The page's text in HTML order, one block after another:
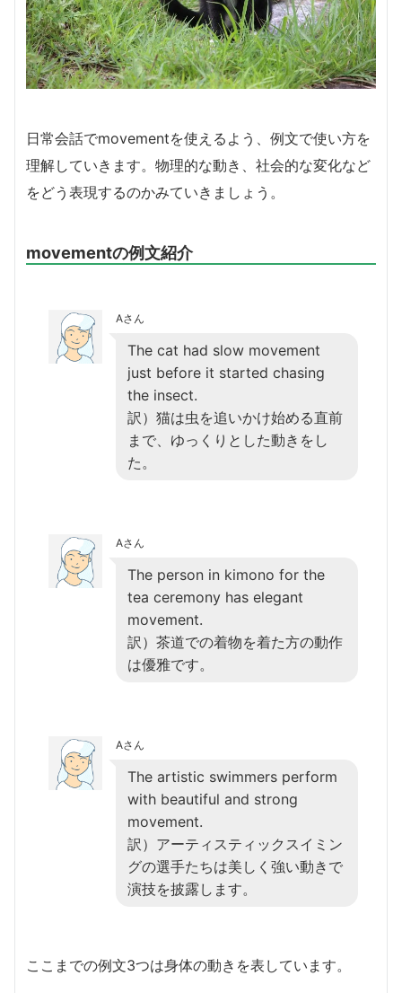
日常会話でmovementを使えるよう、例文で使い方を
理解していきます。物理的な動き、社会的な変化など
をどう表現するのかみていきましょう。
movementの例文紹介
Aさん
The cat had slow movement
just before it started chasing
the insect.
訳）猫は虫を追いかけ始める直前
まで、ゆっくりとした動きをし
た。
Aさん
The person in kimono for the
tea ceremony has elegant
movement.
訳）茶道での着物を着た方の動作
は優雅です。
Aさん
The artistic swimmers perform
with beautiful and strong
movement.
訳）アーティスティックスイミン
グの選手たちは美しく強い動きで
演技を披露します。
ここまでの例文3つは身体の動きを表しています。